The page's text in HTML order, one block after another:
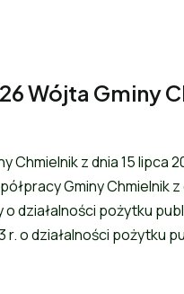
Wójta Gminy
Chmielnik z dnia 15
Gminy Chmielnik
działalności pożytku
r. o działalności pożytku